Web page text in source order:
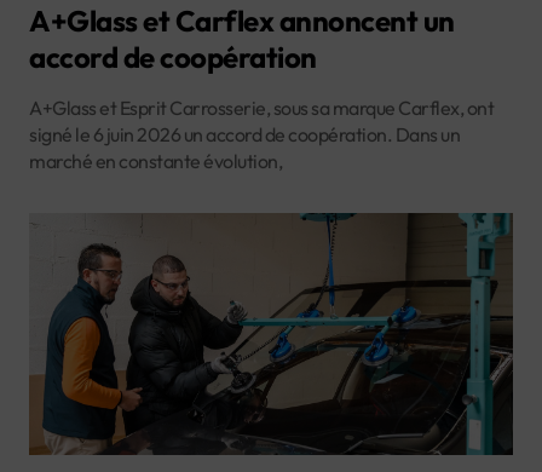
A+Glass et Carflex annoncent un
accord de coopération
A+Glass et Esprit Carrosserie, sous sa marque Carflex, ont
signé le 6 juin 2026 un accord de coopération. Dans un
marché en constante évolution,